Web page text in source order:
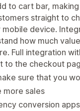
to cart bar,
straight to
device.
how much
Full integration
to the checkout
sure that you
more sales
conversion apps